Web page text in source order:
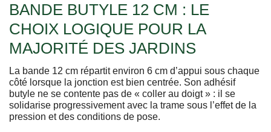
BANDE BUTYLE 12 CM : LE
CHOIX LOGIQUE POUR LA
MAJORITÉ DES JARDINS
La bande 12 cm répartit environ 6 cm d’appui sous chaque
côté lorsque la jonction est bien centrée. Son adhésif
butyle ne se contente pas de « coller au doigt » : il se
solidarise progressivement avec la trame sous l’effet de la
pression et des conditions de pose.